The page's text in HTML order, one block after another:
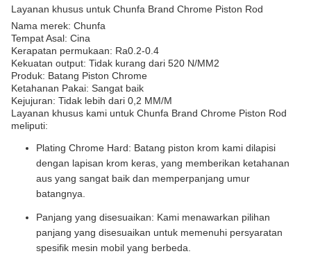
Layanan khusus untuk Chunfa Brand Chrome Piston Rod
Nama merek: Chunfa
Tempat Asal: Cina
Kerapatan permukaan: Ra0.2-0.4
Kekuatan output: Tidak kurang dari 520 N/MM2
Produk: Batang Piston Chrome
Ketahanan Pakai: Sangat baik
Kejujuran: Tidak lebih dari 0,2 MM/M
Layanan khusus kami untuk Chunfa Brand Chrome Piston Rod
meliputi:
Plating Chrome Hard: Batang piston krom kami dilapisi
dengan lapisan krom keras, yang memberikan ketahanan
aus yang sangat baik dan memperpanjang umur
batangnya.
Panjang yang disesuaikan: Kami menawarkan pilihan
panjang yang disesuaikan untuk memenuhi persyaratan
spesifik mesin mobil yang berbeda.